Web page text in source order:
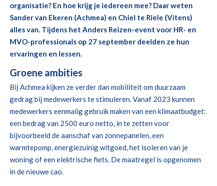
organisatie? En hoe krijg je iedereen mee? Daar weten
Sander van Ekeren (Achmea) en Chiel te Riele (Vitens)
alles van. Tijdens het Anders Reizen-event voor HR- en
MVO-professionals op 27 september deelden ze hun
ervaringen en lessen.
Groene ambities
Bij Achmea kijken ze verder dan mobiliteit om duurzaam
gedrag bij medewerkers te stimuleren. Vanaf 2023 kunnen
medewerkers eenmalig gebruik maken van een klimaatbudget:
een bedrag van 2500 euro netto, in te zetten voor
bijvoorbeeld de aanschaf van zonnepanelen, een
warmtepomp, energiezuinig witgoed, het isoleren van je
woning of een elektrische fiets. De maatregel is opgenomen
in de nieuwe cao.